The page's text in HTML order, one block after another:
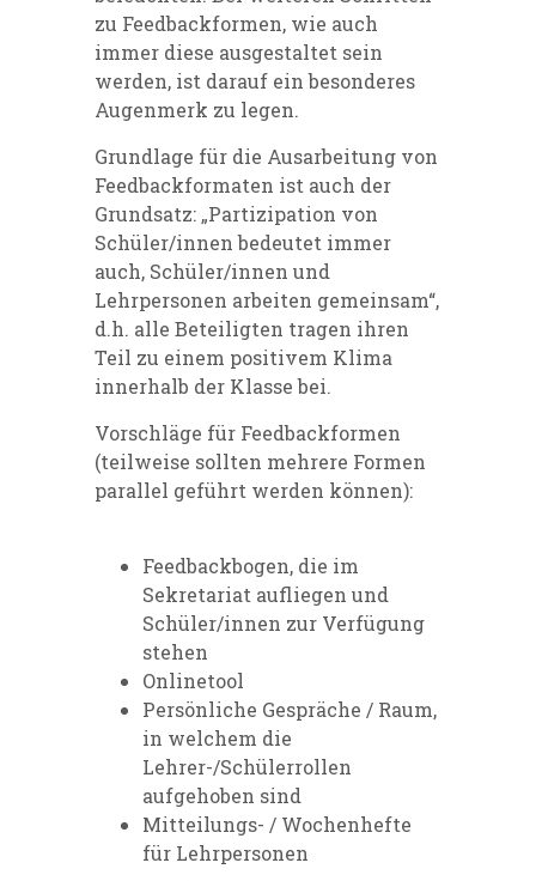
zu Feedbackformen, wie auch
immer diese ausgestaltet sein
werden, ist darauf ein besonderes
Augenmerk zu legen.
Grundlage für die Ausarbeitung von
Feedbackformaten ist auch der
Grundsatz: „Partizipation von
Schüler/innen bedeutet immer
auch, Schüler/innen und
Lehrpersonen arbeiten gemeinsam“,
d.h. alle Beteiligten tragen ihren
Teil zu einem positivem Klima
innerhalb der Klasse bei.
Vorschläge für Feedbackformen
(teilweise sollten mehrere Formen
parallel geführt werden können):
Feedbackbogen, die im
Sekretariat aufliegen und
Schüler/innen zur Verfügung
stehen
Onlinetool
Persönliche Gespräche / Raum,
in welchem die
Lehrer-/Schülerrollen
aufgehoben sind
Mitteilungs- / Wochenhefte
für Lehrpersonen